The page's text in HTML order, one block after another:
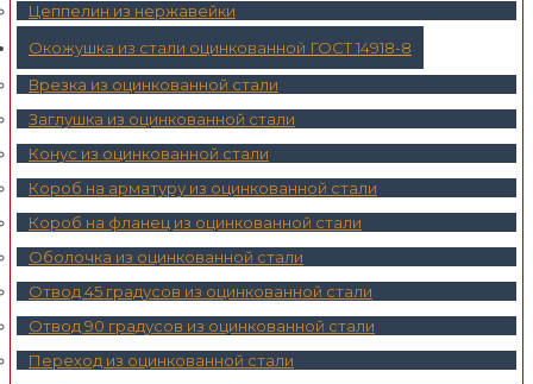
Цеппелин из нержавейки
Окожушка из стали оцинкованной ГОСТ 14918-8
Врезка из оцинкованной стали
Заглушка из оцинкованной стали
Конус из оцинкованной стали
Короб на арматуру из оцинкованной стали
Короб на фланец из оцинкованной стали
Оболочка из оцинкованной стали
Отвод 45 градусов из оцинкованной стали
Отвод 90 градусов из оцинкованной стали
Переход из оцинкованной стали